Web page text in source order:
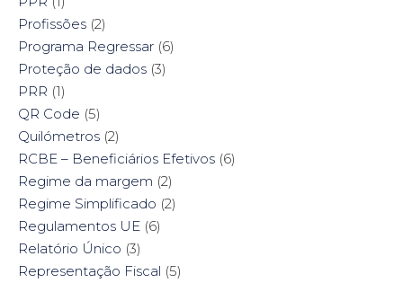
Profissões (2)
Programa Regressar (6)
Proteção de dados (3)
PRR (1)
QR Code (5)
Quilómetros (2)
RCBE – Beneficiários Efetivos (6)
Regime da margem (2)
Regime Simplificado (2)
Regulamentos UE (6)
Relatório Único (3)
Representação Fiscal (5)